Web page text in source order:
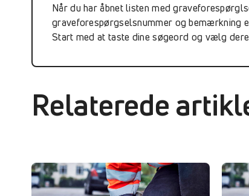
Når du har åbnet listen med
graveforespørgselsnummer og bemærkning
Start med at taste dine søgeord og vælg
Relaterede